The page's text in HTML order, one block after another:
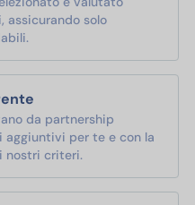
assicurando solo
da partnership
aggiuntivi per te e con la
nostri criteri.